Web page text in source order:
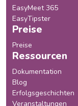
EasyMeet 365
EasyTipster
Preise
Preise
Ressourcen
Dokumentation
Blog
Erfolgsgeschichten
Veranstaltungen